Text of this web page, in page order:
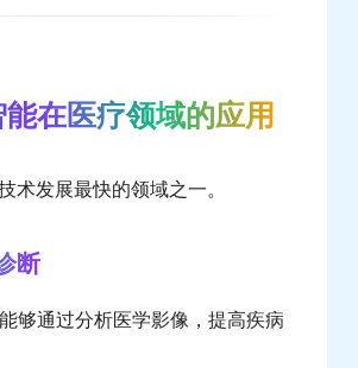
能在医疗领域的应用
术发展最快的领域之一。
断
够通过分析医学影像，提高疾病